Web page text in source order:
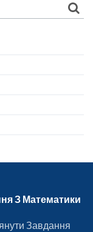
З Математики
Завдання